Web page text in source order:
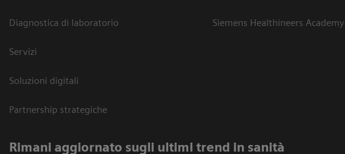
Diagnostica di laboratorio
Servizi
Soluzioni digitali
Partnership strategiche
Siemens Healthineers Academy
Rimani aggiornato sugli ultimi trend in sanità